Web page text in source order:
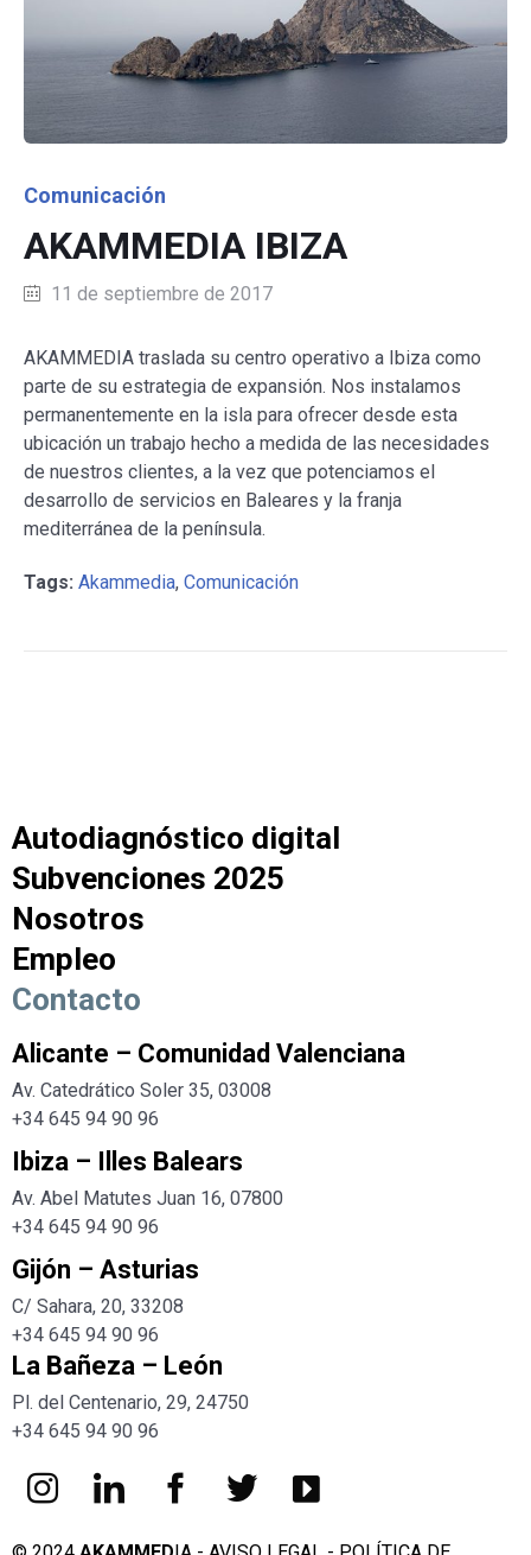
Category
Comunicación
AKAMMEDIA IBIZA
11 de septiembre de 2017
AKAMMEDIA traslada su centro operativo a Ibiza como
parte de su estrategia de expansión. Nos instalamos
permanentemente en la isla para ofrecer desde esta
ubicación un trabajo hecho a medida de las necesidades
de nuestros clientes, a la vez que potenciamos el
desarrollo de servicios en Baleares y la franja
mediterránea de la península.
Tags: Akammedia, Comunicación
Autodiagnóstico digital
Subvenciones 2025
Nosotros
Empleo
Contacto
Alicante – Comunidad Valenciana
Av. Catedrático Soler 35, 03008
+34 645 94 90 96
Ibiza – Illes Balears
Av. Abel Matutes Juan 16, 07800
+34 645 94 90 96
Gijón – Asturias
C/ Sahara, 20, 33208
+34 645 94 90 96
La Bañeza – León
Pl. del Centenario, 29, 24750
+34 645 94 90 96